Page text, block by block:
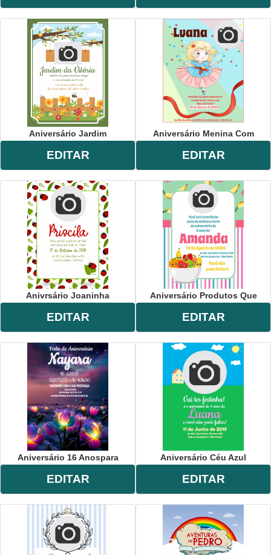
Aniversário Jardim
EDITAR
Aniversário Menina Com
EDITAR
Anivrsário Joaninha
EDITAR
Aniversário Produtos Que
EDITAR
Aniversário 16 Anospara
EDITAR
Aniversário Céu Azul
EDITAR